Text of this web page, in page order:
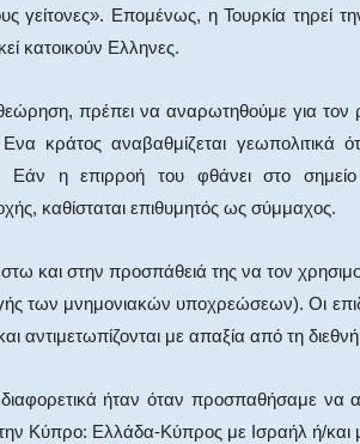
γείτονες». Επομένως, η Τουρκία τηρεί
κατοικούν Ελληνες.
πρέπει να αναρωτηθούμε για τον
κράτος αναβαθμίζεται γεωπολιτικά
η επιρροή του φθάνει στο σημείο
καθίσταται επιθυμητός ως σύμμαχος.
και στην προσπάθειά της να τον
των μνημονιακών υποχρεώσεων). Οι
αντιμετωπίζονται με απαξία από τη
ήταν όταν προσπαθήσαμε να
Κύπρο: Ελλάδα-Κύπρος με Ισραήλ ή/και